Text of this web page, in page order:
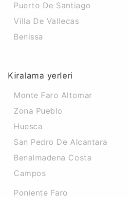
Puerto De Santiago
Villa De Vallecas
Benissa
Kiralama yerleri
Monte Faro Altomar
Zona Pueblo
Huesca
San Pedro De Alcantara
Benalmadena Costa
Campos
Poniente Faro